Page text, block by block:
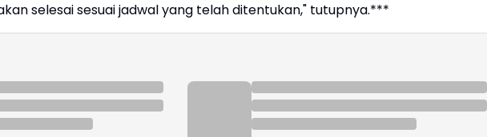
selesai sesuai jadwal yang telah ditentukan," tutupnya.***